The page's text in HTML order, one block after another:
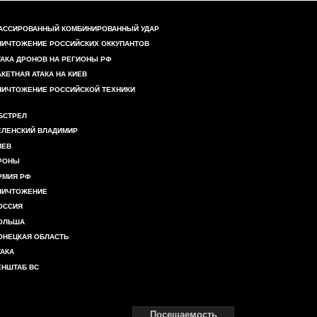
КОМБИНИРОВАННЫЙ УДАР
РОССИЙСКИХ ОККУПАНТОВ
ДРОНОВ НА РЕГИОНЫ РФ
АТАКА НА КИЕВ
РОССИЙСКОЙ ТЕХНИКИ
ВЛАДИМИР
РФ
ОБЛАСТЬ
ВС
Посещаемость